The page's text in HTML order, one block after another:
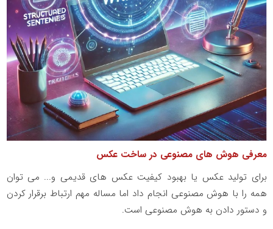
معرفی هوش های مصنوعی در ساخت عکس
برای تولید عکس یا بهبود کیفیت عکس های قدیمی و... می توان
همه را با هوش مصنوعی انجام داد اما مساله مهم ارتباط برقرار کردن
و دستور دادن به هوش مصنوعی است.